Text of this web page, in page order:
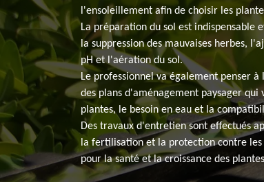
l'ensoleillement afin de choisir les
La préparation du sol est
la suppression des mauvaises herbes,
pH et l'aération du sol.
Le professionnel va également penser
des plans d'aménagement paysager
plantes, le besoin en eau et la
Des travaux d'entretien sont effectués
la fertilisation et la protection contre
pour la santé et la croissance des